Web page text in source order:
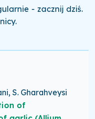
- zacznij dziś.
S. Gharahveysi
of